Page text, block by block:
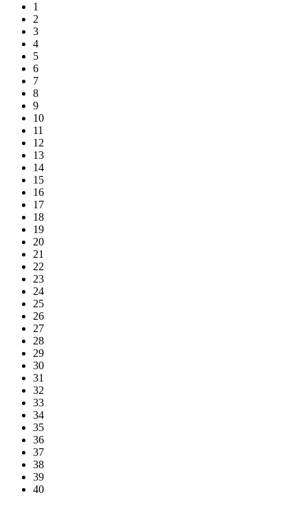
1
2
3
4
5
6
7
8
9
10
11
12
13
14
15
16
17
18
19
20
21
22
23
24
25
26
27
28
29
30
31
32
33
34
35
36
37
38
39
40